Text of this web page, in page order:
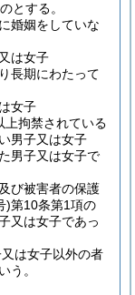
とする。
婚姻をしていな
は女子
長期にわたって
女子
上拘禁されている
男子又は女子
男子又は女子で
び被害者の保護
)第10条第1項の
又は女子であっ
は女子以外の者
う。